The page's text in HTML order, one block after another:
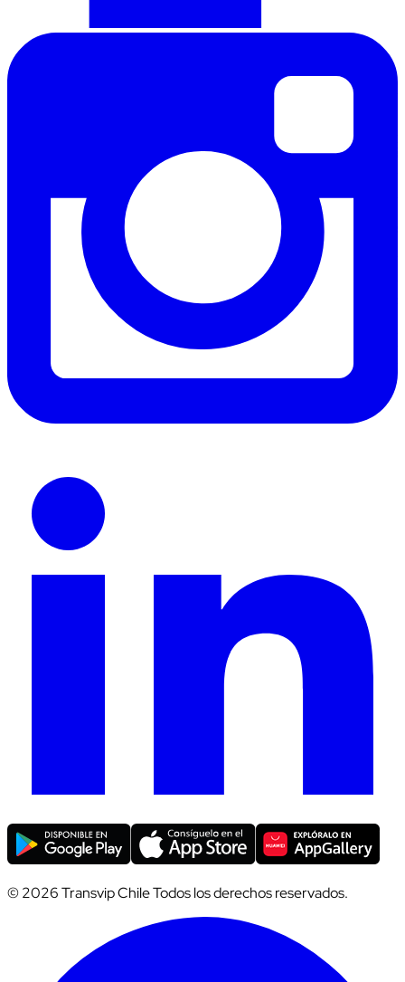
© 2026 Transvip Chile Todos los derechos reservados.